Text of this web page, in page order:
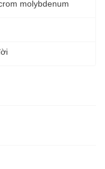
molybdenum